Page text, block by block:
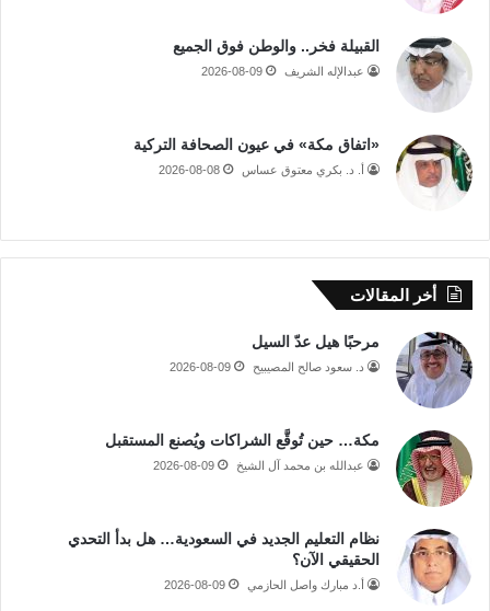
القبيلة فخر.. والوطن فوق الجميع
عبدالإله الشريف 2026-08-09
«اتفاق مكة» في عيون الصحافة التركية
أ. د. بكري معتوق عساس 2026-08-08
أخر المقالات
مرحبًا هيل عدّ السيل
د. سعود صالح المصيبيح 2026-08-09
مكة… حين تُوقَّع الشراكات ويُصنع المستقبل
عبدالله بن محمد آل الشيخ 2026-08-09
نظام التعليم الجديد في السعودية… هل بدأ التحدي
الحقيقي الآن؟
أ.د مبارك واصل الحازمي 2026-08-09